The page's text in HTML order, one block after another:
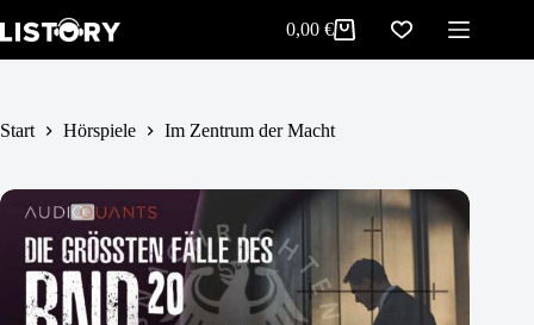
Inhalt 5,99 € In den Warenkorb
Warenkorb
0,00€
Start Hörspiele Im Zentrum der Macht